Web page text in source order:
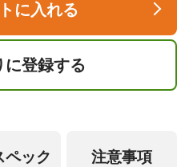
に入れる
に登録する
ペック 注意事項